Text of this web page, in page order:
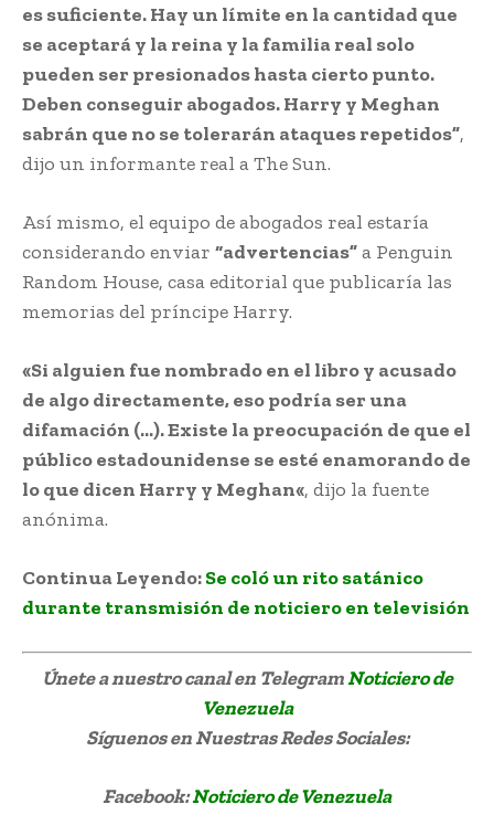
es suficiente. Hay un límite en la cantidad que
se aceptará y la reina y la familia real solo
pueden ser presionados hasta cierto punto.
Deben conseguir abogados. Harry y Meghan
sabrán que no se tolerarán ataques repetidos”,
dijo un informante real a The Sun.
Así mismo, el equipo de abogados real estaría
considerando enviar “advertencias”a Penguin
Random House, casa editorial que publicaría las
memorias del príncipe Harry.
«Si alguien fue nombrado en el libro y acusado
de algo directamente, eso podría ser una
difamación (…). Existe la preocupación de que el
público estadounidense se esté enamorando de
lo que dicen Harry y Meghan«, dijo la fuente
anónima.
Continua Leyendo:Se coló un rito satánico
durante transmisión de noticiero en televisión
Únete a nuestro canal en TelegramNoticiero de
Venezuela
Síguenosen Nuestras Redes Sociales:
Facebook:Noticiero de Venezuela